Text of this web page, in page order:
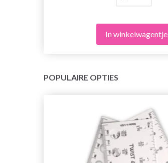
In winkelwagentje
POPULAIRE OPTIES